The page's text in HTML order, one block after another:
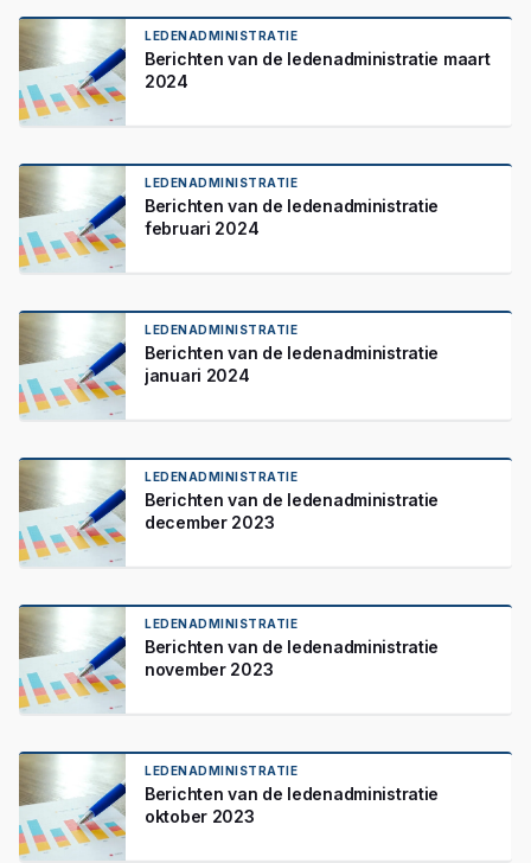
LEDENADMINISTRATIE
Berichten van de ledenadministratie maart
2024
LEDENADMINISTRATIE
Berichten van de ledenadministratie
februari 2024
LEDENADMINISTRATIE
Berichten van de ledenadministratie
januari 2024
LEDENADMINISTRATIE
Berichten van de ledenadministratie
december 2023
LEDENADMINISTRATIE
Berichten van de ledenadministratie
november 2023
LEDENADMINISTRATIE
Berichten van de ledenadministratie
oktober 2023